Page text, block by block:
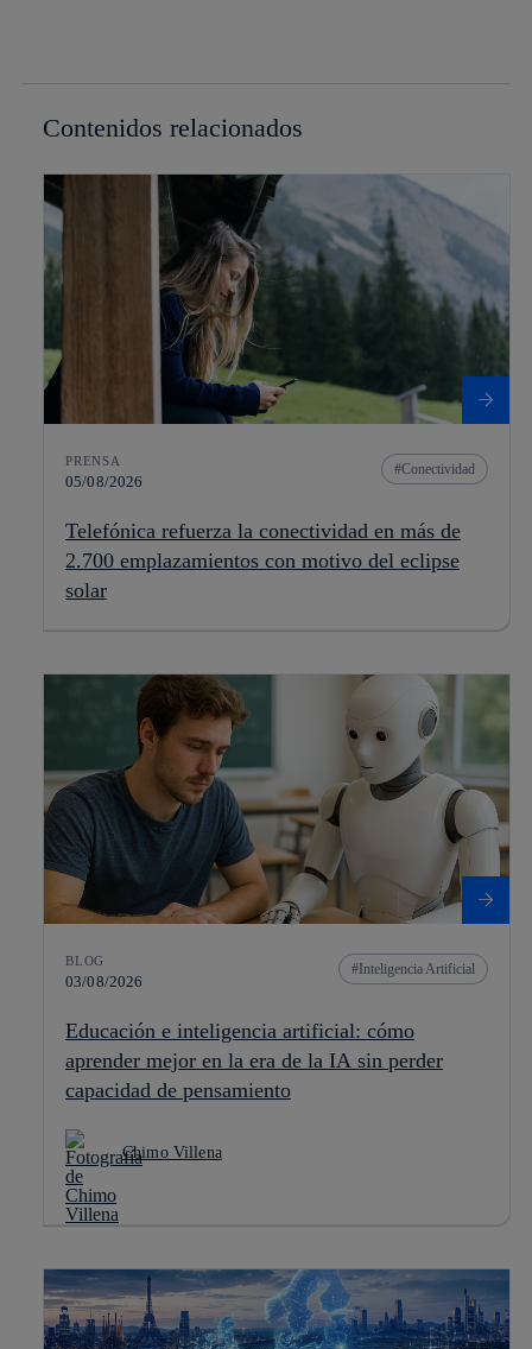
Contenidos relacionados
PRENSA
05/08/2026
Conectividad
Telefónica refuerza la conectividad en más de
2.700 emplazamientos con motivo del eclipse
solar
BLOG
03/08/2026
Inteligencia Artificial
Educación e inteligencia artificial: cómo
aprender mejor en la era de la IA sin perder
capacidad de pensamiento
Chimo Villena